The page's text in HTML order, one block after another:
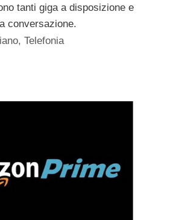
tanti giga a disposizione e
conversazione.
,Telefonia